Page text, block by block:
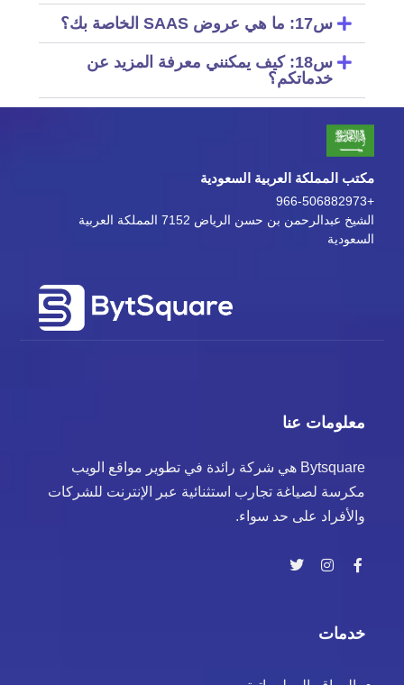
س17: ما هي عروض SAAS الخاصة بك؟
س18: كيف يمكنني معرفة المزيد عن
خدماتكم؟
مكتب المملكة العربية السعودية
+966-506882973
الشيخ عبدالرحمن بن حسن الرياض 7152 المملكة العربية
السعودية
معلومات عنا
Bytsquare هي شركة رائدة في تطوير مواقع الويب
مكرسة لصياغة تجارب استثنائية عبر الإنترنت للشركات
والأفراد على حد سواء.
خدمات